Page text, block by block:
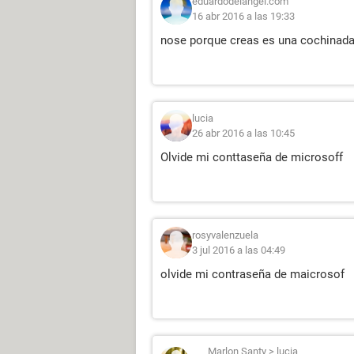
16 abr 2016 a las 19:33
nose porque creas es una cochinada
lucia
26 abr 2016 a las 10:45
Olvide mi conttaseña de microsoff
rosyvalenzuela
3 jul 2016 a las 04:49
olvide mi contraseña de maicrosof
Marlon Santy > lucia